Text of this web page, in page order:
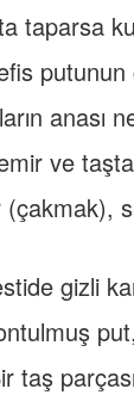
taparsa
putunun
anası
ve
gizli
taş